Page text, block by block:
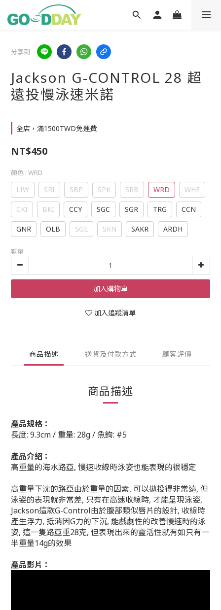
分享到
Jackson G-CONTROL 28 超
遠投慢泳速米諾
全店，滿1500TWD免運費
NT$450
顏色 : WRD
LIW SRI SBP SPK SRB WRD WHE
CKI BKI CCY SGC SGR TRG CCN
GNR OLB SGE SKN SAKR ARDH
數量
加入購物車
加入追蹤清單
商品描述 送貨及付款方式 顧客評價
商品描述
產品規格：
長度: 9.3cm / 重量: 28g / 魚鉤: #5
產品介紹：
高重量的海水路亞, 慢速收線時泳姿也能表現的很穩定
高重量下沈的路亞由於重量的因素, 可以拋投得非常遠, 但
泳姿的表現就非常差, 只有在高速收線時, 才能呈現泳姿,
Jackson這款G-Control由於腹部類似唇片的設計, 收線時
產生浮力, 抵消因G力的下沉, 能戲劇性的改善慢速時的泳
姿, 這一隻路亞重28克, 但表現出來的靈活性就有如只有一
半重量14g的效果
產品影片：